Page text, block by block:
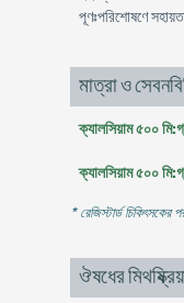
পূণঃপরিশোষণে
মাত্রা ও
ক্যালসিয়াম ৫০০
ক্যালসিয়াম ৫০০
* রেজিস্টার্ড
ঔষধের